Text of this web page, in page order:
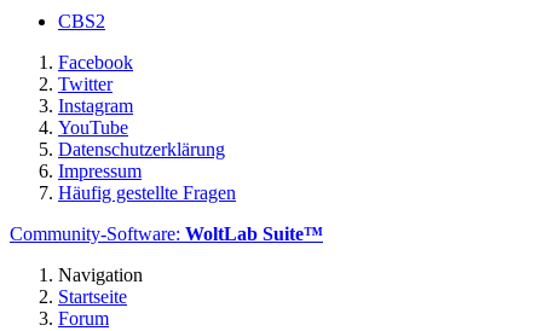
CBS2
Facebook
Twitter
Instagram
YouTube
Datenschutzerklärung
Impressum
Häufig gestellte Fragen
Community-Software: WoltLab Suite™
Navigation
Startseite
Forum